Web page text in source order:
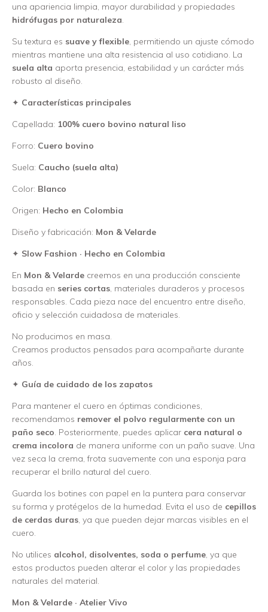
una apariencia limpia, mayor durabilidad y propiedades
hidrófugas por naturaleza.
Su textura es suave y flexible, permitiendo un ajuste cómodo
mientras mantiene una alta resistencia al uso cotidiano. La
suela alta aporta presencia, estabilidad y un carácter más
robusto al diseño.
✦ Características principales
Capellada: 100% cuero bovino natural liso
Forro: Cuero bovino
Suela: Caucho (suela alta)
Color: Blanco
Origen: Hecho en Colombia
Diseño y fabricación: Mon & Velarde
✦ Slow Fashion · Hecho en Colombia
En Mon & Velarde creemos en una producción consciente
basada en series cortas, materiales duraderos y procesos
responsables. Cada pieza nace del encuentro entre diseño,
oficio y selección cuidadosa de materiales.
No producimos en masa.
Creamos productos pensados para acompañarte durante
años.
✦ Guía de cuidado de los zapatos
Para mantener el cuero en óptimas condiciones,
recomendamos remover el polvo regularmente con un
paño seco. Posteriormente, puedes aplicar cera natural o
crema incolora de manera uniforme con un paño suave. Una
vez seca la crema, frota suavemente con una esponja para
recuperar el brillo natural del cuero.
Guarda los botines con papel en la puntera para conservar
su forma y protégelos de la humedad. Evita el uso de cepillos
de cerdas duras, ya que pueden dejar marcas visibles en el
cuero.
No utilices alcohol, disolventes, soda o perfume, ya que
estos productos pueden alterar el color y las propiedades
naturales del material.
Mon & Velarde · Atelier Vivo